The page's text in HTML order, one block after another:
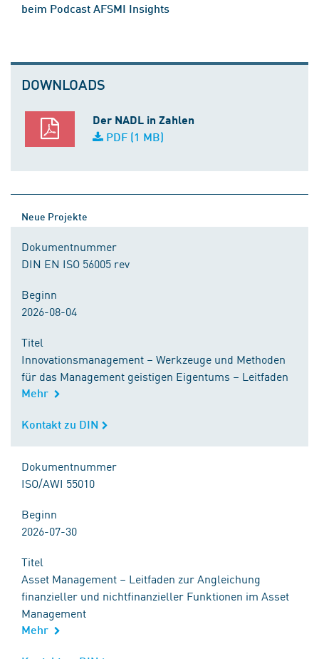
beim Podcast AFSMI Insights
DOWNLOADS
Der NADL in Zahlen
PDF (1 MB)
Neue Projekte
Dokumentnummer
DIN EN ISO 56005 rev
Beginn
2026-08-04
Titel
Innovationsmanagement – Werkzeuge und Methoden
für das Management geistigen Eigentums – Leitfaden
Mehr
Kontakt zu DIN
Kontakt zu DIN
Dokumentnummer
ISO/AWI 55010
Beginn
2026-07-30
Titel
Asset Management – Leitfaden zur Angleichung
finanzieller und nichtfinanzieller Funktionen im Asset
Management
Mehr